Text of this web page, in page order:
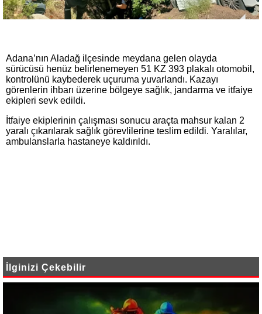
Adana’nın Aladağ ilçesinde meydana gelen olayda
sürücüsü henüz belirlenemeyen 51 KZ 393 plakalı otomobil,
kontrolünü kaybederek uçuruma yuvarlandı. Kazayı
görenlerin ihbarı üzerine bölgeye sağlık, jandarma ve itfaiye
ekipleri sevk edildi.
İtfaiye ekiplerinin çalışması sonucu araçta mahsur kalan 2
yaralı çıkarılarak sağlık görevlilerine teslim edildi. Yaralılar,
ambulanslarla hastaneye kaldırıldı.
İlginizi Çekebilir